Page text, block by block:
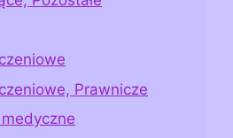
Prawnicze